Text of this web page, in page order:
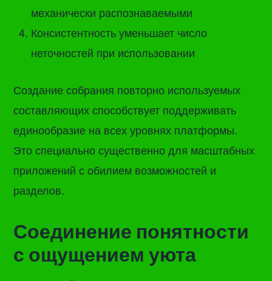
механически распознаваемыми
Консистентность уменьшает число
неточностей при использовании
Создание собрания повторно используемых
составляющих способствует поддерживать
единообразие на всех уровнях платформы.
Это специально существенно для масштабных
приложений с обилием возможностей и
разделов.
Соединение понятности
с ощущением уюта